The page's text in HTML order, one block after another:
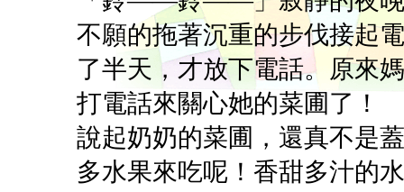
不願的拖著沉重的步伐接
了半天，才放下電話。原來
打電話來關心她的菜圃了！
說起奶奶的菜圃，還真不是
多水果來吃呢！香甜多汁的